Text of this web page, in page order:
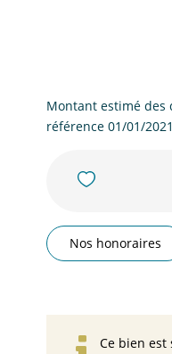
Montant estimé des
référence 01/01/
Nos honoraires
Ce bien est